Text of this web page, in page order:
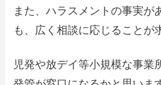
また、ハラスメントの事実が
も、広く相談に応じることが
児発や放デイ等小規模な事業